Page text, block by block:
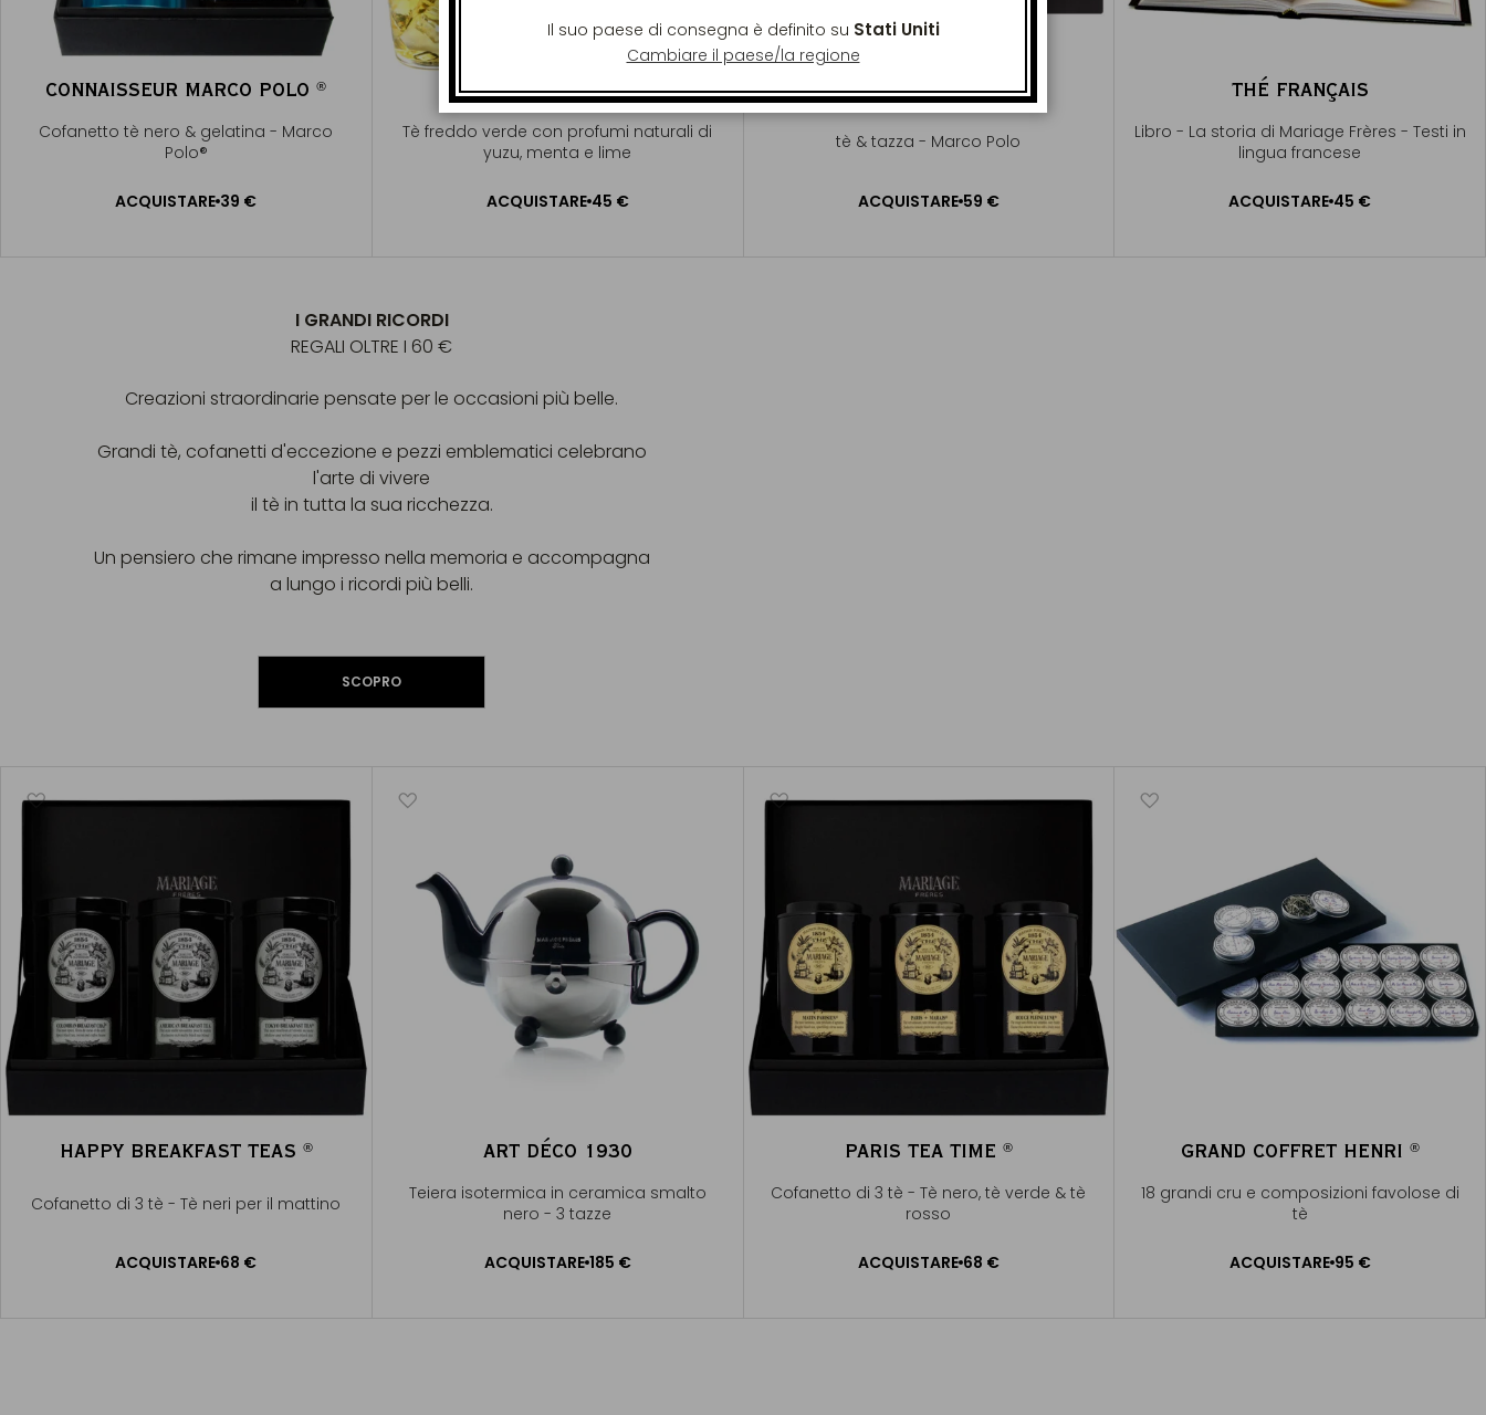
CONNAISSEUR MARCO POLO®
Cofanetto tè nero & gelatina - Marco
Polo®
®
ACQUISTARE 39 €
TOKYO MOJITO
Tè freddo verde con profumi naturali di
yuzu, menta e lime
ACQUISTARE 45 €
COFFRET TEA BREAK
tè & tazza - Marco Polo
ACQUISTARE 59 €
THÉ FRANÇAIS
Libro - La storia di Mariage Frères - Testi in
lingua francese
ACQUISTARE 45 €
I GRANDI RICORDI
REGALI OLTRE I 60 €
Creazioni straordinarie pensate per le occasioni più belle.
Grandi tè, cofanetti d'eccezione e pezzi emblematici celebrano
l'arte di vivere
il tè in tutta la sua ricchezza.
Un pensiero che rimane impresso nella memoria e accompagna
a lungo i ricordi più belli.
SCOPRO
HAPPY BREAKFAST TEAS ®
Cofanetto di 3 tè - Tè neri per il mattino
ACQUISTARE 68 €
ART DÉCO 1930
Teiera isotermica in ceramica smalto
nero - 3 tazze
ACQUISTARE 185 €
PARIS TEA TIME ®
Cofanetto di 3 tè - Tè nero, tè verde & tè
rosso
®
ACQUISTARE 68 €
GRAND COFFRET HENRI ®
18 grandi cru e composizioni favolose di
tè
®
ACQUISTARE 95 €
Il suo paese di consegna è definito su Stati Uniti
Cambiare il paese/la regione